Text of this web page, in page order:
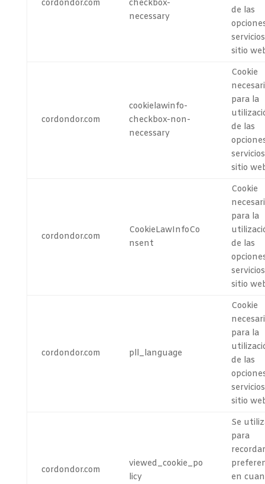
cordondor.com
checkbox-
necessary
de las
sitio
cordondor.com
cookielawinfo-
checkbox-non-
necessary
Cookie
para la
de las
sitio
cordondor.com
CookieLawInfoCo
nsent
Cookie
para la
de las
sitio
cordondor.com pll_language
Cookie
para la
de las
sitio
cordondor.com
viewed_cookie_po
licy
Se
para
en